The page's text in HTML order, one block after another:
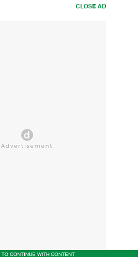
CLOSE AD
CONTINUE WITH CONTENT